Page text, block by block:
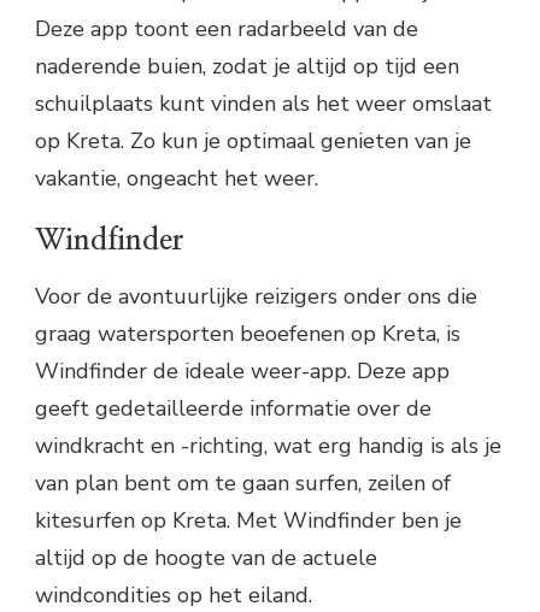
Deze app toont een radarbeeld van de
naderende buien, zodat je altijd op tijd een
schuilplaats kunt vinden als het weer omslaat
op Kreta. Zo kun je optimaal genieten van je
vakantie, ongeacht het weer.
Windfinder
Voor de avontuurlijke reizigers onder ons die
graag watersporten beoefenen op Kreta, is
Windfinder de ideale weer-app. Deze app
geeft gedetailleerde informatie over de
windkracht en -richting, wat erg handig is als je
van plan bent om te gaan surfen, zeilen of
kitesurfen op Kreta. Met Windfinder ben je
altijd op de hoogte van de actuele
windcondities op het eiland.